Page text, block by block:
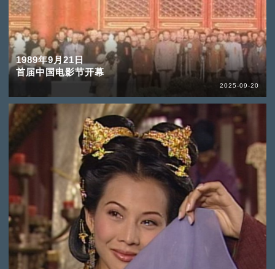
1989年9月21日
首届中国电影节开幕
2025-09-20